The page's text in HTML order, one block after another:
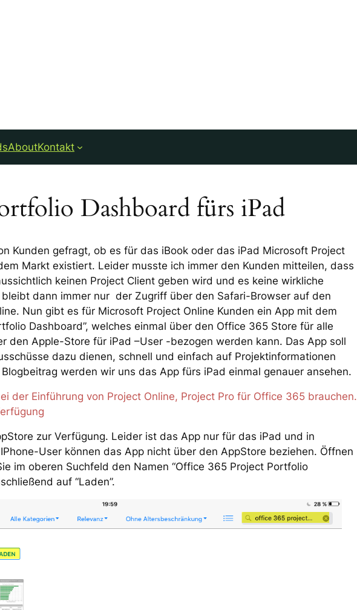
AboutKontakt
Dashboard fürs iPad
Kunden gefragt, ob es für das iBook oder das iPad Microsoft Project
Markt existiert. Leider musste ich immer den Kunden mitteilen, dass
keinen Project Client geben wird und es keine wirkliche
dann immer nur der Zugriff über den Safari-Browser auf den
Nun gibt es für Microsoft Project Online Kunden ein App mit dem
Dashboard”, welches einmal über den Office 365 Store für alle
den Apple-Store für iPad –User -bezogen werden kann. Das App soll
dazu dienen, schnell und einfach auf Projektinformationen
werden wir uns das App fürs iPad einmal genauer ansehen.
der Einführung von Project Online, Project Pro für Office 365 brauchen.
zur Verfügung. Leider ist das App nur für das iPad und in
User können das App nicht über den AppStore beziehen. Öffnen
im oberen Suchfeld den Namen “Office 365 Project Portfolio
auf “Laden”.